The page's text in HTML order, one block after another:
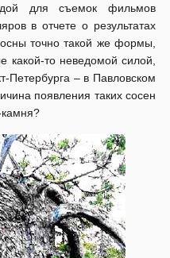
для съемок фильмов
в отчете о результатах
точно такой же формы,
какой-то неведомой силой,
Петербурга – в Павловском
появления таких сосен
камня?